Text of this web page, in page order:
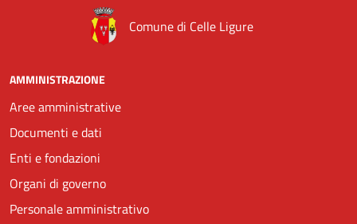
Comune di Celle Ligure
AMMINISTRAZIONE
Aree amministrative
Documenti e dati
Enti e fondazioni
Organi di governo
Personale amministrativo